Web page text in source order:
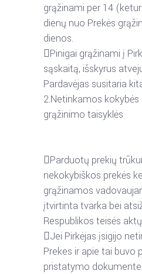
grąžinami per 14
dienų nuo Prekės
dienos.
Pinigai grąžinami į
sąskaitą, išskyrus
Pardavėjas susitaria
2.Netinkamos
grąžinimo taisyklės
Parduotų prekių
nekokybiškos prekės
grąžinamos
įtvirtinta tvarka bei
Respublikos teisės
Jei Pirkėjas įsigijo
Prekes ir apie tai buvo
pristatymo dokumente